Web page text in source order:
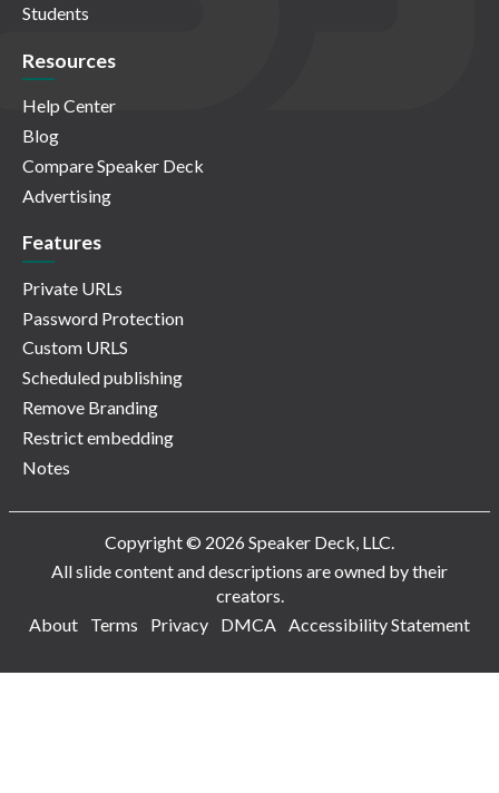
Students
Resources
Help Center
Blog
Compare Speaker Deck
Advertising
Features
Private URLs
Password Protection
Custom URLS
Scheduled publishing
Remove Branding
Restrict embedding
Notes
Copyright © 2026 Speaker Deck, LLC.
All slide content and descriptions are owned by their
creators.
About
Terms Privacy DMCA Accessibility Statement